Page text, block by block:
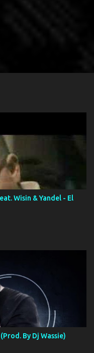
Wisin & Yandel - El
By Dj Wassie)